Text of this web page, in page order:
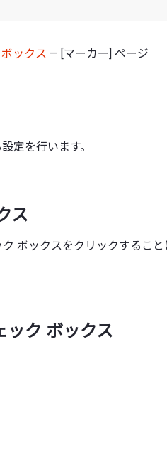
ックス — [マーカー] ページ
定を行います。
ス
ボックスをクリックするこ
ック ボックス